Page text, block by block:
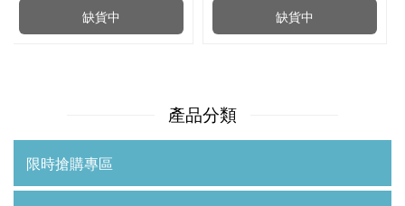
缺貨中 缺貨中
產品分類
限時搶購專區